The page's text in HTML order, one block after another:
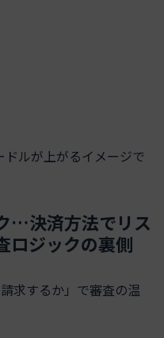
ルが上がるイメージで
…決済方法でリス
ロジックの裏側
求するか」で審査の温